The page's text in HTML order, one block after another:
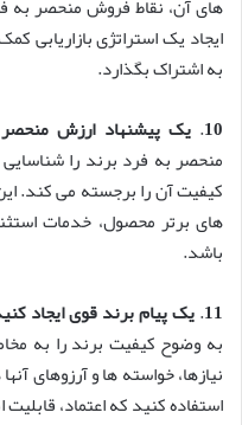
های آن، نقاط فروش منحصر به
ایجاد یک استراتژی بازاریابی
به اشتراک بگذارد.
10
.یک پیشنهاد ارزش
منحصر به فرد برند را
کیفیت آن را برجسته می کند.
های برتر محصول، خدمات
باشد.
11
.یک پیام برند قوی ایجاد
به وضوح کیفیت برند را به
نیازها، خواسته ها و آرزوهای
استفاده کنید که اعتماد، قابلیت